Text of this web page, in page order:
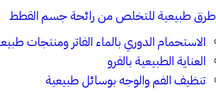
طرق طبيعية للتخلص من رائحة جسم القطط
الاستحمام الدوري بالماء الفاتر ومنتجات
العناية الطبيعية بالفرو
تنظيف الفم والوجه بوسائل طبيعية